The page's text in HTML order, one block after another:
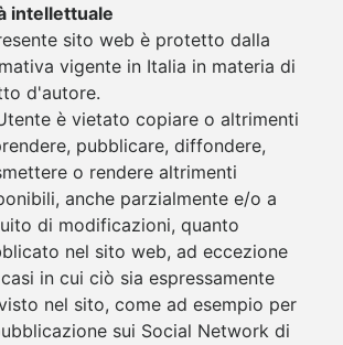
intellettuale
sito web è protetto dalla
vigente in Italia in materia di
d'autore.
è vietato copiare o altrimenti
pubblicare, diffondere,
o rendere altrimenti
anche parzialmente e/o a
di modificazioni, quanto
nel sito web, ad eccezione
in cui ciò sia espressamente
nel sito, come ad esempio per
sui Social Network di